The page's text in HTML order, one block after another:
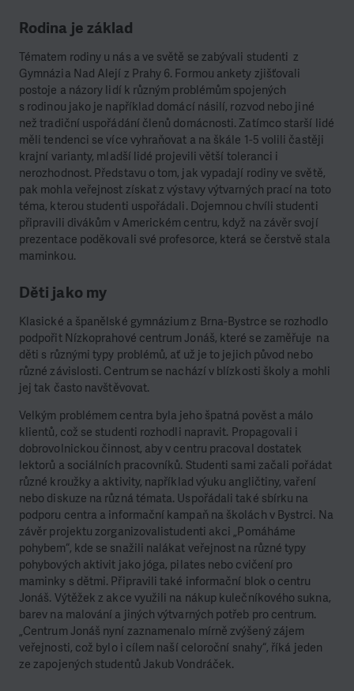
Rodina je základ
Tématem rodiny u nás a ve světě se zabývali studenti z
Gymnázia Nad Alejí z Prahy 6. Formou ankety zjišťovali
postoje a názory lidí k různým problémům spojených
s rodinou jako je například domácí násilí, rozvod nebo jiné
než tradiční uspořádání členů domácnosti. Zatímco starší lidé
měli tendenci se více vyhraňovat a na škále 1-5 volili častěji
krajní varianty, mladší lidé projevili větší toleranci i
nerozhodnost. Představu o tom, jak vypadají rodiny ve světě,
pak mohla veřejnost získat z výstavy výtvarných prací na toto
téma, kterou studenti uspořádali. Dojemnou chvíli studenti
připravili divákům v Americkém centru, když na závěr svojí
prezentace poděkovali své profesorce, která se čerstvě stala
maminkou.
Děti jako my
Klasické a španělské gymnázium z Brna-Bystrce se rozhodlo
podpořit Nízkoprahové centrum Jonáš, které se zaměřuje na
děti s různými typy problémů, ať už je to jejich původ nebo
různé závislosti. Centrum se nachází v blízkosti školy a mohli
jej tak často navštěvovat.
Velkým problémem centra byla jeho špatná pověst a málo
klientů, což se studenti rozhodli napravit. Propagovali i
dobrovolnickou činnost, aby v centru pracoval dostatek
lektorů a sociálních pracovníků. Studenti sami začali pořádat
různé kroužky a aktivity, například výuku angličtiny, vaření
nebo diskuze na různá témata. Uspořádali také sbírku na
podporu centra a informační kampaň na školách v Bystrci. Na
závěr projektu zorganizovalistudenti akci „Pomáháme
pohybem“, kde se snažili nalákat veřejnost na různé typy
pohybových aktivit jako jóga, pilates nebo cvičení pro
maminky s dětmi. Připravili také informační blok o centru
Jonáš. Výtěžek z akce využili na nákup kulečníkového sukna,
barev na malování a jiných výtvarných potřeb pro centrum.
„Centrum Jonáš nyní zaznamenalo mírně zvýšený zájem
veřejnosti, což bylo i cílem naší celoroční snahy“, říká jeden
ze zapojených studentů Jakub Vondráček.